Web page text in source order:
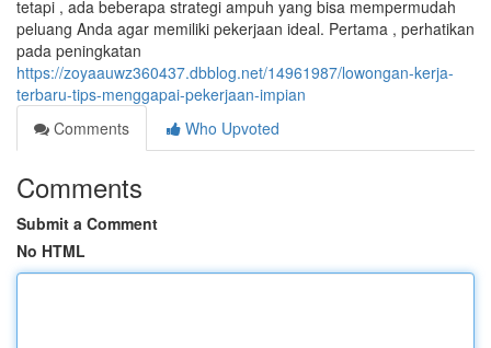
tetapi , ada beberapa strategi ampuh yang bisa mempermudah
peluang Anda agar memiliki pekerjaan ideal. Pertama , perhatikan
pada peningkatan
https://zoyaauwz360437.dbblog.net/14961987/lowongan-kerja-
terbaru-tips-menggapai-pekerjaan-impian
Comments
Who Upvoted
Comments
Submit a Comment
No HTML